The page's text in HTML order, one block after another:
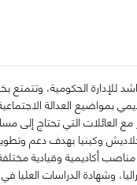
بمواضيع العدالة
العائلات التي تحتاج إلى
وكينيا بهدف دعم
2003، شغلت الدكتورة وارنر مناصب
وشهادة الدراسات